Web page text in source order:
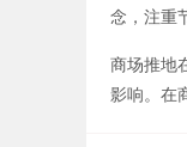
念，注重
商场推地
影响。在